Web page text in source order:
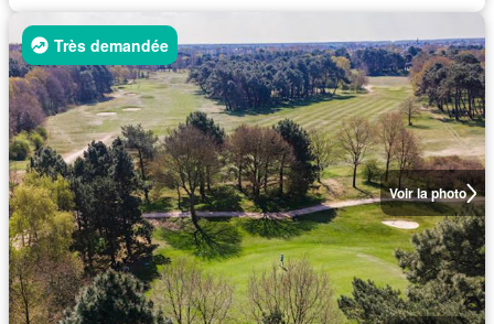
Voir la photo
Très demandée